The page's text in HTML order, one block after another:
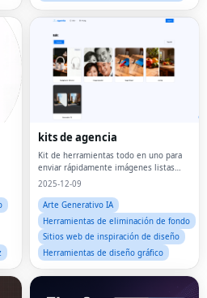
kits de agencia
Kit de herramientas todo en uno para
enviar rápidamente imágenes listas
para el comercio
2025-12-09
Arte Generativo IA
Herramientas de eliminación de fondo
Sitios web de inspiración de diseño
Herramientas de diseño gráfico